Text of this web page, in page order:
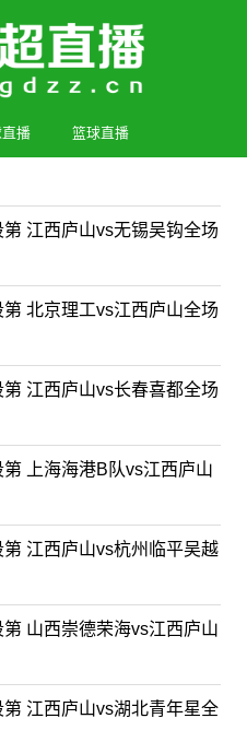
直播 篮球直播
江西庐山vs无锡吴钩全场
北京理工vs江西庐山全场
江西庐山vs长春喜都全场
上海海港B队vs江西庐山
江西庐山vs杭州临平吴越
山西崇德荣海vs江西庐山
江西庐山vs湖北青年星全